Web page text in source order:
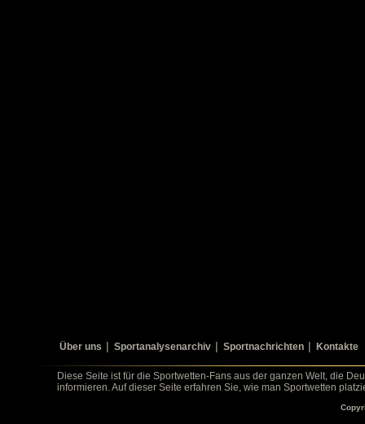
Über uns Sportanalysenarchiv Sportnachrichten Kontakte
Diese Seite ist für die Sportwetten-Fans aus der ganzen Welt, die
informieren. Auf dieser Seite erfahren Sie, wie man Sportwetten